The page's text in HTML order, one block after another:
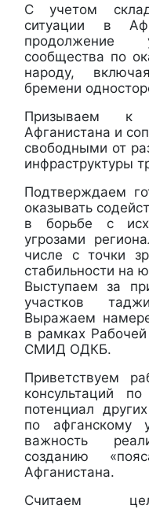
С учетом
ситуации в
продолжение
сообщества по
народу,
бремени
Призываем к
Афганистана и
свободными от
инфраструктуры
Подтверждаем
оказывать
в борьбе с
угрозами
числе с точки
стабильности на
Выступаем за
участков
Выражаем
в рамках
СМИД ОДКБ.
Приветствуем
консультаций
потенциал
по афганскому
важность
созданию
Афганистана.
Считаем